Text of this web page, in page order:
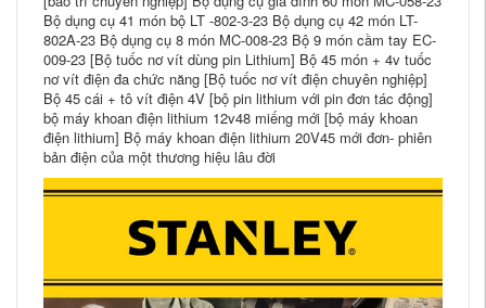
Bộ dụng cụ 41 món bộ LT -802-3-23 Bộ dụng cụ 42 món LT-
802A-23 Bộ dụng cụ 8 món MC-008-23 Bộ 9 món cầm tay EC-
009-23 [Bộ tuốc nơ vít dùng pin Lithium] Bộ 45 món + 4v tuốc
nơ vít điện đa chức năng [Bộ tuốc nơ vít điện chuyên nghiệp]
Bộ 45 cái + tô vít điện 4V [bộ pin lithium với pin đơn tác động]
bộ máy khoan điện lithium 12v48 miếng mới [bộ máy khoan
điện lithium] Bộ máy khoan điện lithium 20V45 mới đơn- phiên
bản điện của một thương hiệu lâu đời